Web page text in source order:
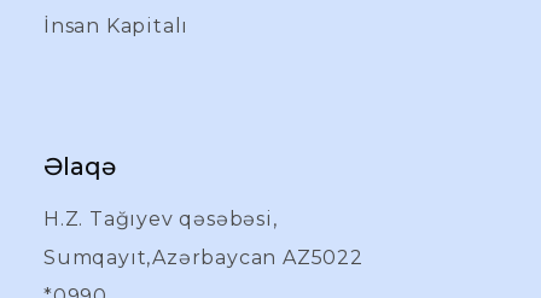
İnsan Kapitalı
Əlaqə
H.Z. Tağıyev qəsəbəsi,
Sumqayıt,Azərbaycan AZ5022